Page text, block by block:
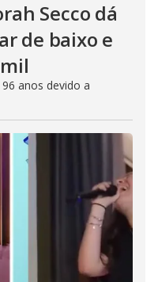
Secco dá
de baixo e
anos devido a